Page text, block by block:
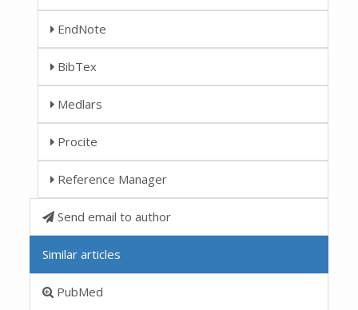
EndNote
BibTex
Medlars
Procite
Reference Manager
Send email to author
Similar articles
PubMed